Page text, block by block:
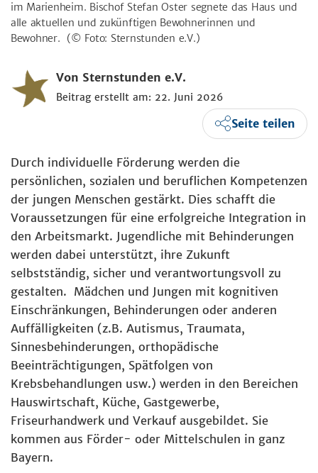
im Marienheim. Bischof Stefan Oster segnete das Haus und
alle aktuellen und zukünftigen Bewohnerinnen und
Bewohner. (© Foto: Sternstunden e.V.)
Von Sternstunden e.V.
Beitrag erstellt am: 22. Juni 2026
Seite teilen
Durch individuelle Förderung werden die
persönlichen, sozialen und beruflichen Kompetenzen
der jungen Menschen gestärkt. Dies schafft die
Voraussetzungen für eine erfolgreiche Integration in
den Arbeitsmarkt. Jugendliche mit Behinderungen
werden dabei unterstützt, ihre Zukunft
selbstständig, sicher und verantwortungsvoll zu
gestalten. Mädchen und Jungen mit kognitiven
Einschränkungen, Behinderungen oder anderen
Auffälligkeiten (z.B. Autismus, Traumata,
Sinnesbehinderungen, orthopädische
Beeinträchtigungen, Spätfolgen von
Krebsbehandlungen usw.) werden in den Bereichen
Hauswirtschaft, Küche, Gastgewerbe,
Friseurhandwerk und Verkauf ausgebildet. Sie
kommen aus Förder- oder Mittelschulen in ganz
Bayern.